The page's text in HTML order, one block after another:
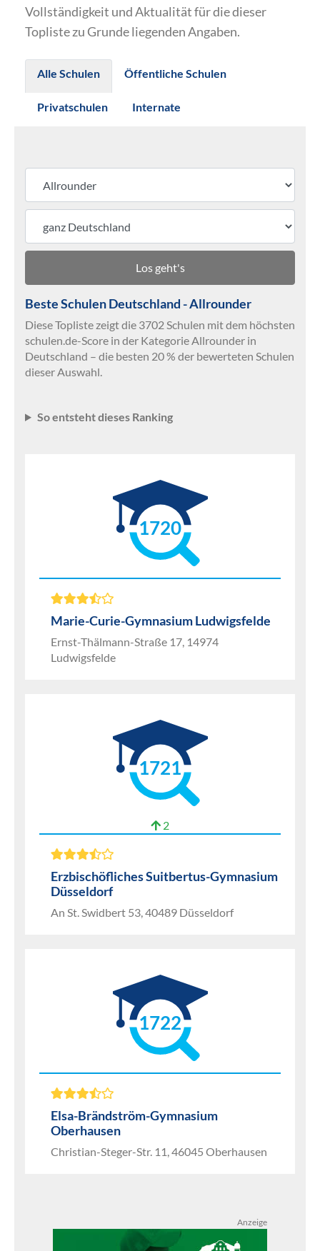
Vollständigkeit und Aktualität für die dieser
Topliste zu Grunde liegenden Angaben.
Alle Schulen Öffentliche Schulen
Privatschulen Internate
Los geht's
Beste Schulen Deutschland - Allrounder
Diese Topliste zeigt die 3702 Schulen mit dem höchsten
schulen.de-Score in der Kategorie Allrounder in
Deutschland – die besten 20 % der bewerteten Schulen
dieser Auswahl.
So entsteht dieses Ranking
1720
Marie-Curie-Gymnasium Ludwigsfelde
Ernst-Thälmann-Straße 17, 14974
Ludwigsfelde
1721
2
Erzbischöfliches Suitbertus-Gymnasium
Düsseldorf
An St. Swidbert 53, 40489 Düsseldorf
1722
Elsa-Brändström-Gymnasium
Oberhausen
Christian-Steger-Str. 11, 46045 Oberhausen
Anzeige